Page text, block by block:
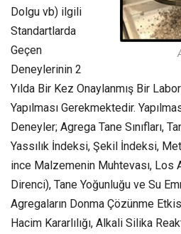
Dolgu vb) ilgili
Standartlarda
Geçen
Deneylerinin 2
Yılda Bir Kez Onaylanmış Bir
Yapılması Gerekmektedir.
Deneyler; Agrega Tane Sınıfları,
Yassılık İndeksi, Şekil İndeksi,
ince Malzemenin Muhtevası, Los
Direnci), Tane Yoğunluğu ve Su
Agregaların Donma Çözünme
Hacim Kararlılığı, Alkali Silika